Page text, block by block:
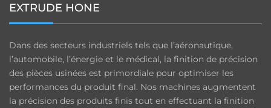
EXTRUDE HONE
Dans des secteurs industriels tels que l’aéronautique,
l’automobile, l’énergie et le médical, la finition de précision
des pièces usinées est primordiale pour optimiser les
performances du produit final. Nos machines augmentent
la précision des produits finis tout en effectuant la finition